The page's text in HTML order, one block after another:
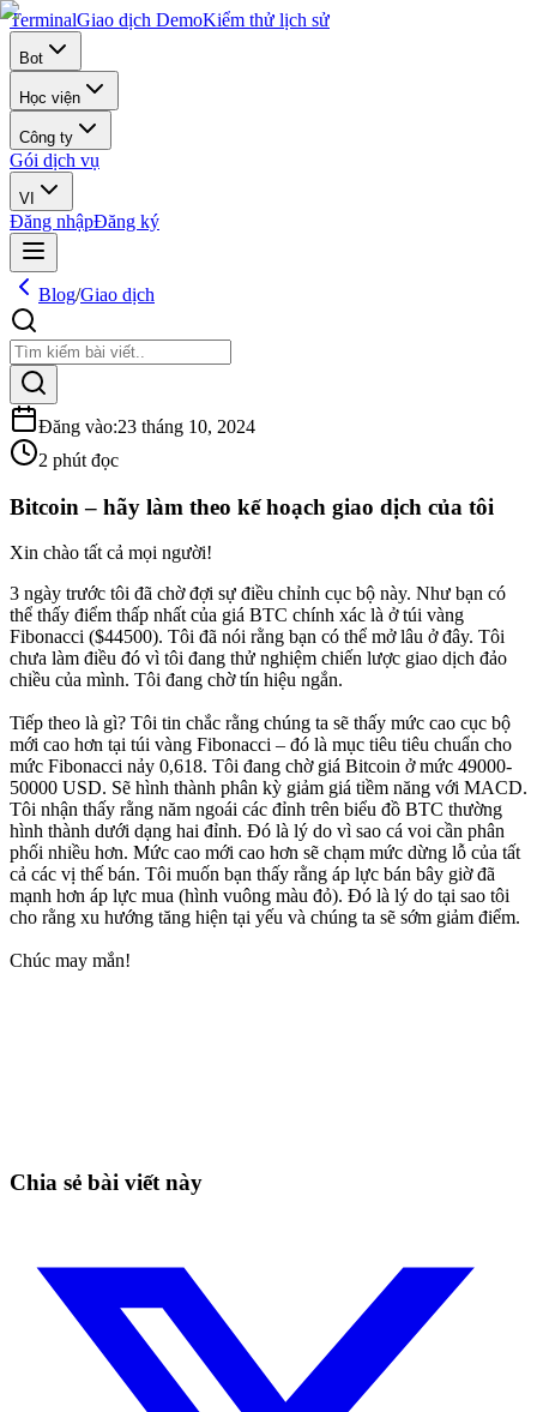
TerminalGiao dịch DemoKiểm thử lịch sử
Bot
Học viện
Công ty
Gói dịch vụ
VI
Đăng nhậpĐăng ký
Blog/Giao dịch
Đăng vào:23 tháng 10, 2024
2 phút đọc
Bitcoin – hãy làm theo kế hoạch giao dịch của tôi
Xin chào tất cả mọi người!
3 ngày trước tôi đã chờ đợi sự điều chỉnh cục bộ này. Như bạn có
thể thấy điểm thấp nhất của giá BTC chính xác là ở túi vàng
Fibonacci ($44500). Tôi đã nói rằng bạn có thể mở lâu ở đây. Tôi
chưa làm điều đó vì tôi đang thử nghiệm chiến lược giao dịch đảo
chiều của mình. Tôi đang chờ tín hiệu ngắn.
Tiếp theo là gì? Tôi tin chắc rằng chúng ta sẽ thấy mức cao cục bộ
mới cao hơn tại túi vàng Fibonacci – đó là mục tiêu tiêu chuẩn cho
mức Fibonacci nảy 0,618. Tôi đang chờ giá Bitcoin ở mức 49000-
50000 USD. Sẽ hình thành phân kỳ giảm giá tiềm năng với MACD.
Tôi nhận thấy rằng năm ngoái các đỉnh trên biểu đồ BTC thường
hình thành dưới dạng hai đỉnh. Đó là lý do vì sao cá voi cần phân
phối nhiều hơn. Mức cao mới cao hơn sẽ chạm mức dừng lỗ của tất
cả các vị thế bán. Tôi muốn bạn thấy rằng áp lực bán bây giờ đã
mạnh hơn áp lực mua (hình vuông màu đỏ). Đó là lý do tại sao tôi
cho rằng xu hướng tăng hiện tại yếu và chúng ta sẽ sớm giảm điểm.
Chúc may mắn!
Chia sẻ bài viết này